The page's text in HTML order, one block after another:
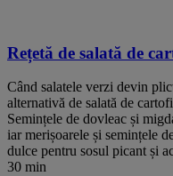
Rețetă de salată de
Când salatele verzi devin
alternativă de salată de
Semințele de dovleac și
iar merișoarele și semințele
dulce pentru sosul picant și
30 min